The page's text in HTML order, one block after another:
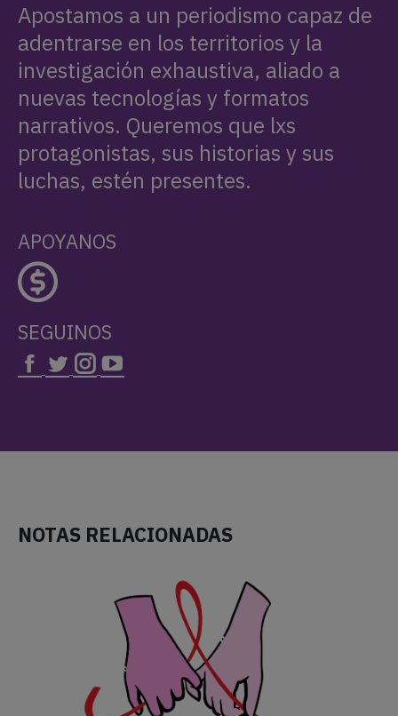
Apostamos a un periodismo capaz de
adentrarse en los territorios y la
investigación exhaustiva, aliado a
nuevas tecnologías y formatos
narrativos. Queremos que lxs
protagonistas, sus historias y sus
luchas, estén presentes.
APOYANOS
SEGUINOS
NOTAS RELACIONADAS